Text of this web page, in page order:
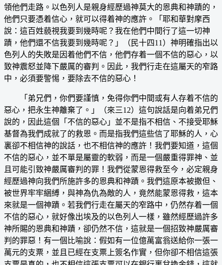
領他們走路。以色列人是親身經歷過神莫大的恩典和神蹟的，
他們只要憑着信心，就可以得着神的應許。「耶和華對摩西
說：這百姓藐視我要到幾時呢？我在他們中間行了這一切神
蹟，他們還不信我要到幾時呢？」（民十四11）神明確指出以
色列人的失敗是因着他們不信，他們存着一個不信的惡心，以
致神震怒並降下嚴厲的審判。因此，我們行走在這屬天的窄路
中，必須要警惕，要除去不信的惡心！
「弟兄們，你們要謹慎，免得你們中間或有人存着不信的
惡心，把永生神離棄了。」（來三12）這句說話是向着弟兄們
說的，因此這個「不信的惡心」並不是指不相信、不接受耶穌
基督為我們成就了的救恩。而是指我們這些信了耶穌的人，心
裏卻不相信神的說話，也不相信神的應許！我們要知道，這個
不信的惡心，並不單是屬靈的軟弱，而是一個嚴重得罪神、並
且可能引致神嚴厲審判的罪！我們從蒙恩得救至今，必定親身
經歷過神向我們所施許多的恩典和神蹟。我們這原本被撒但、
被世界牢牢綑縛，與神為仇為敵的人，竟然能蒙恩得救，這本
來就是一個神蹟。若我們行走在屬天的窄路中，仍然存着一個
不信的惡心，就好像出埃及的以色列人一樣，雖然經歷過許多
神所賜的恩典和神蹟，卻仍然不信，這就是一個招致神嚴厲審
判的罪惡！有一個比喻說：假如有一位億萬富翁送給你一張一
萬元的支票，並且已經在支票上簽名作實，但你卻不相信這張